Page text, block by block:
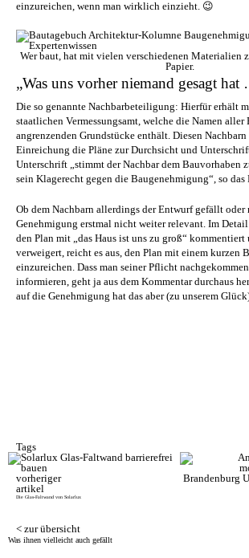
einzureichen, wenn man wirklich einzieht. 😉
Wer baut, hat mit vielen verschiedenen Materialien
Papier.
„Was uns vorher niemand gesagt hat
Die so genannte Nachbarbeteiligung: Hierfür erhält
staatlichen Vermessungsamt, welche die Namen aller
angrenzenden Grundstücke enthält. Diesen
Einreichung die Pläne zur Durchsicht und
Unterschrift „stimmt der Nachbar dem Bauvorhaben
sein Klagerecht gegen die Baugenehmigung“, so das
Ob dem Nachbarn allerdings der Entwurf gefällt
Genehmigung erstmal nicht weiter relevant. Im
den Plan mit „das Haus ist uns zu groß“
verweigert, reicht es aus, den Plan mit einem kurzen
einzureichen. Dass man seiner Pflicht
informieren, geht ja aus dem Kommentar durchaus
auf die Genehmigung hat das aber (zu unserem
Tags
vorheriger
artikel
Die Glas-Faltwand von Solarlux
< zur übersicht
Was ihnen vielleicht auch gefällt